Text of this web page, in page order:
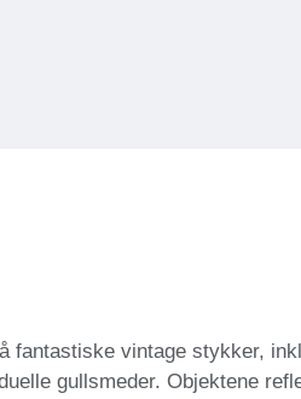
vintage stykker,
gullsmeder. Objektene